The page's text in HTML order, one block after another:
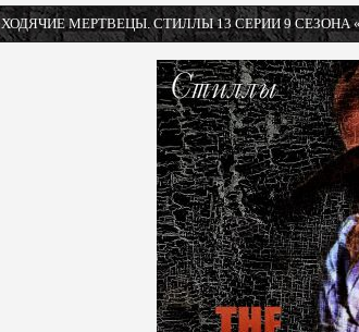
ХОДЯЧИЕ МЕРТВЕЦЫ. СТИЛЛЫ 13 СЕРИИ 9 СЕЗОНА